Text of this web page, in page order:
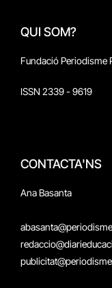
QUI SOM?
Fundació Periodisme
ISSN 2339 - 9619
CONTACTA'NS
Ana Basanta